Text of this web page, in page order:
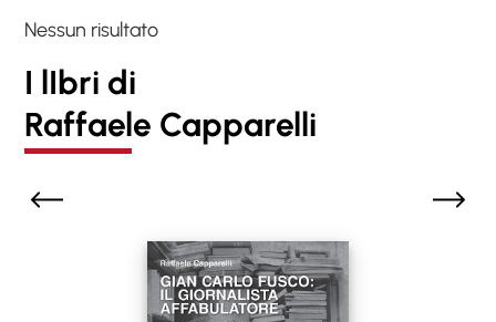
Nessun risultato
I lIbri di
Raffaele Capparelli